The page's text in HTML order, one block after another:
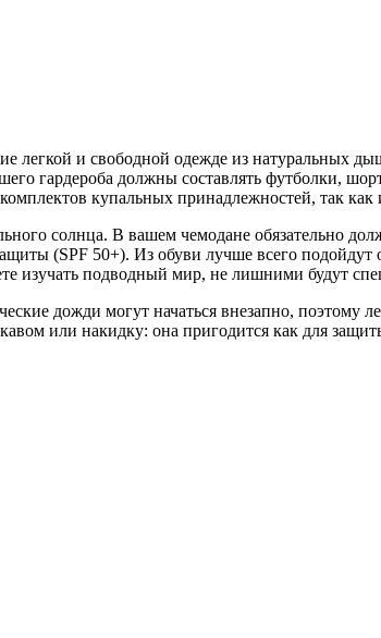
легкой и свободной одежде из натуральных
гардероба должны составлять футболки,
купальных принадлежностей, так
солнца. В вашем чемодане обязательно
(SPF 50+). Из обуви лучше всего
изучать подводный мир, не лишними будут
дожди могут начаться внезапно,
или накидку: она пригодится как для